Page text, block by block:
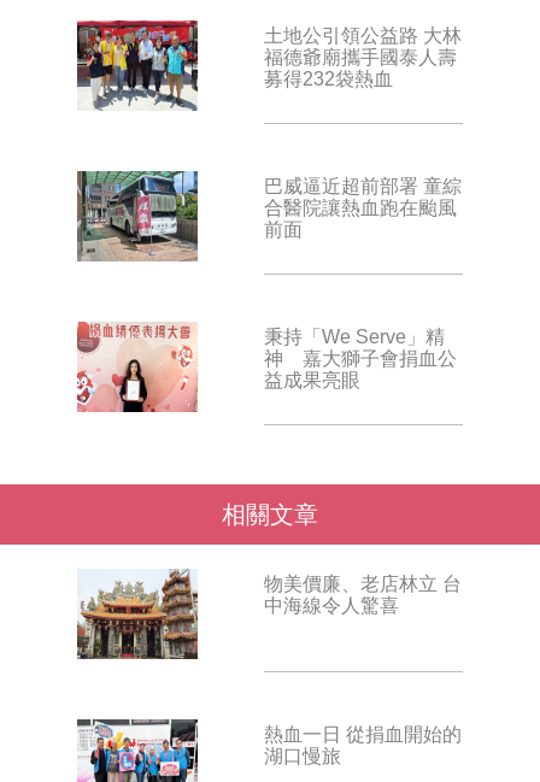
土地公引領公益路 大林
福德爺廟攜手國泰人壽
募得232袋熱血
巴威逼近超前部署 童綜
合醫院讓熱血跑在颱風
前面
秉持「We Serve」精
神 嘉大獅子會捐血公
益成果亮眼
相關文章
物美價廉、老店林立 台
中海線令人驚喜
熱血一日 從捐血開始的
湖口慢旅